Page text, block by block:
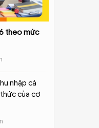
theo mức
nhập cá
của cơ